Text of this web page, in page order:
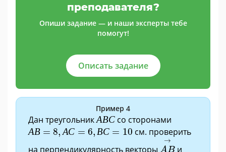
преподавателя?
Опиши задание — и наши эксперты тебе
помогут!
Описать задание
Пример 4
Дан треугольникАВС
АВСсо сторонами
АВ = 8, АС = 6, ВС = 10
АВ= 8,АС=6,ВС=10
см. проверить
на перпендикулярность векторы
→
AB
AB→
и